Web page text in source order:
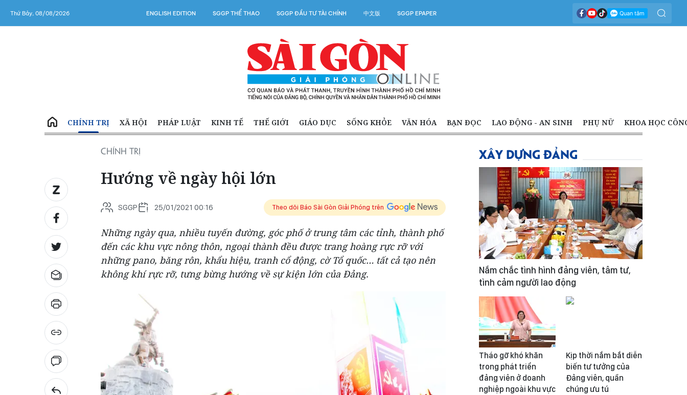
Thứ Bảy, 08/08/2026 ENGLISH EDITION SGGP THỂ THAO SGGP ĐẦU TƯ TÀI CHÍNH 中文版 SGGP EPAPER
CHÍNH TRỊ XÃ HỘI PHÁP LUẬT KINH TẾ THẾ GIỚI GIÁO DỤC SỐNG KHỎE VĂN HÓA BẠN ĐỌC LAO ĐỘNG - AN SINH PHỤ NỮ KHOA HỌC
CHÍNH TRỊ
Hướng về ngày hội lớn
SGGP 25/01/2021 00:16 Theo dõi Báo Sài Gòn Giải Phóng trên
Những ngày qua, nhiều tuyến đường, góc phố ở trung tâm các tỉnh, thành phố
đến các khu vực nông thôn, ngoại thành đều được trang hoàng rực rỡ với
những pano, băng rôn, khẩu hiệu, tranh cổ động, cờ Tổ quốc… tất cả tạo nên
không khí rực rỡ, tưng bừng hướng về sự kiện lớn của Đảng.
XÂY DỰNG ĐẢNG
Nắm chắc tình hình đảng viên, tâm tư,
tình cảm người lao động
Tháo gỡ khó khăn
trong phát triển
đảng viên ở doanh
nghiệp ngoài khu vực
Kịp thời nắm bắt diễn
biến tư tưởng của
Đảng viên, quần
chúng ưu tú